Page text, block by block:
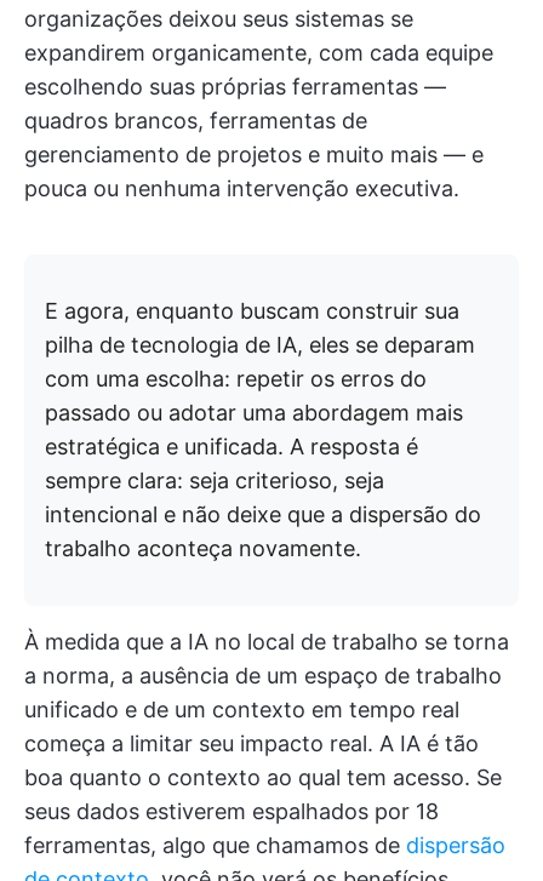
organizações deixou seus sistemas se
expandirem organicamente, com cada equipe
escolhendo suas próprias ferramentas —
quadros brancos, ferramentas de
gerenciamento de projetos e muito mais — e
pouca ou nenhuma intervenção executiva.
E agora, enquanto buscam construir sua
pilha de tecnologia de IA, eles se deparam
com uma escolha: repetir os erros do
passado ou adotar uma abordagem mais
estratégica e unificada. A resposta é
sempre clara: seja criterioso, seja
intencional e não deixe que a dispersão do
trabalho aconteça novamente.
À medida que a IA no local de trabalho se torna
a norma, a ausência de um espaço de trabalho
unificado e de um contexto em tempo real
começa a limitar seu impacto real. A IA é tão
boa quanto o contexto ao qual tem acesso. Se
seus dados estiverem espalhados por 18
ferramentas, algo que chamamos de dispersão